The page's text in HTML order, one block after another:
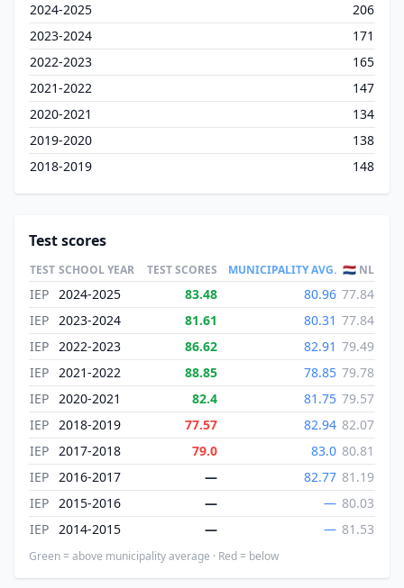
2024-2025
206
2023-2024
171
2022-2023
165
2021-2022
147
2020-2021
134
2019-2020
138
2018-2019
148
Test scores
TEST SCHOOL YEAR TEST SCORES MUNICIPALITY AVG. 🇳🇱 NL
IEP 2024-2025 83.48 80.96 77.84
IEP 2023-2024 81.61 80.31 77.84
IEP 2022-2023 86.62 82.91 79.49
IEP 2021-2022 88.85 78.85 79.78
IEP 2020-2021 82.4 81.75 79.57
IEP 2018-2019 77.57 82.94 82.07
IEP 2017-2018 79.0 83.0 80.81
IEP 2016-2017 — 82.77 81.19
IEP 2015-2016 — — 80.03
IEP 2014-2015 — — 81.53
Green = above municipality average · Red = below